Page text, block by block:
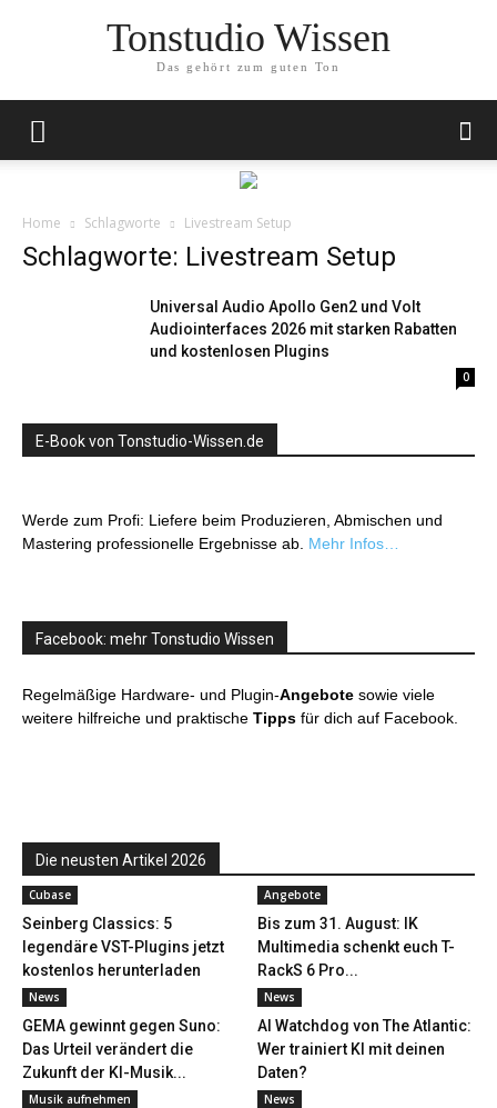
Tonstudio Wissen
Das gehört zum guten Ton
Home Schlagworte Livestream Setup
Schlagworte: Livestream Setup
Universal Audio Apollo Gen2 und Volt
Audiointerfaces 2026 mit starken Rabatten
und kostenlosen Plugins
0
E-Book von Tonstudio-Wissen.de
Werde zum Profi: Liefere beim Produzieren, Abmischen und
Mastering professionelle Ergebnisse ab. Mehr Infos…
Facebook: mehr Tonstudio Wissen
Regelmäßige Hardware- und Plugin-Angebote sowie viele
weitere hilfreiche und praktische Tipps für dich auf Facebook.
Die neusten Artikel 2026
Cubase
Seinberg Classics: 5
legendäre VST-Plugins jetzt
kostenlos herunterladen
Angebote
Bis zum 31. August: IK
Multimedia schenkt euch T-
RackS 6 Pro...
News
GEMA gewinnt gegen Suno:
Das Urteil verändert die
Zukunft der KI-Musik...
News
AI Watchdog von The Atlantic:
Wer trainiert KI mit deinen
Daten?
Musik aufnehmen News